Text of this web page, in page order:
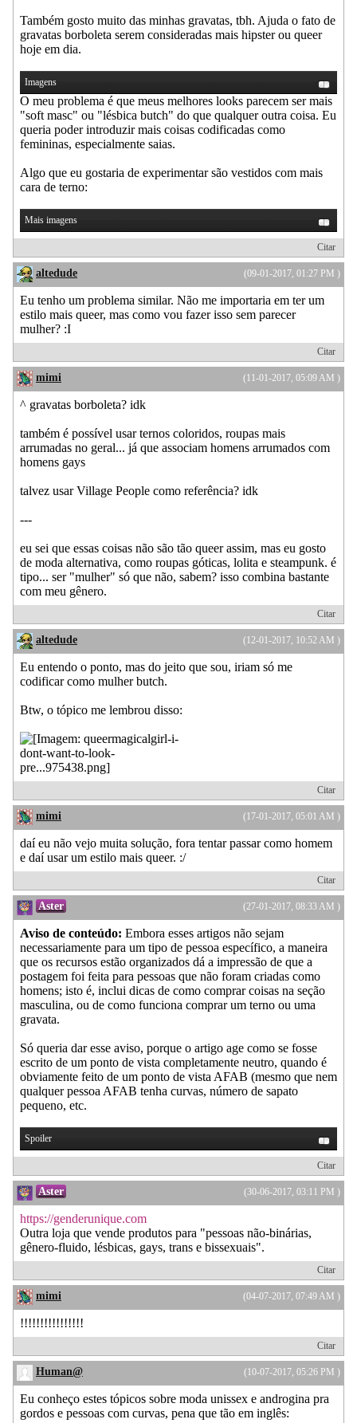
Também gosto muito das minhas gravatas, tbh. Ajuda o fato de
gravatas borboleta serem consideradas mais hipster ou queer
hoje em dia.
Imagens
O meu problema é que meus melhores looks parecem ser mais
"soft masc" ou "lésbica butch" do que qualquer outra coisa. Eu
queria poder introduzir mais coisas codificadas como
femininas, especialmente saias.
Algo que eu gostaria de experimentar são vestidos com mais
cara de terno:
Mais imagens
Citar
(09-01-2017, 01:27 PM )
altedude
Eu tenho um problema similar. Não me importaria em ter um
estilo mais queer, mas como vou fazer isso sem parecer
mulher? :I
Citar
(11-01-2017, 05:09 AM )
mimi
^ gravatas borboleta? idk
também é possível usar ternos coloridos, roupas mais
arrumadas no geral... já que associam homens arrumados com
homens gays
talvez usar Village People como referência? idk
---
eu sei que essas coisas não são tão queer assim, mas eu gosto
de moda alternativa, como roupas góticas, lolita e steampunk. é
tipo... ser "mulher" só que não, sabem? isso combina bastante
com meu gênero.
Citar
(12-01-2017, 10:52 AM )
altedude
Eu entendo o ponto, mas do jeito que sou, iriam só me
codificar como mulher butch.
Btw, o tópico me lembrou disso:
Citar
(17-01-2017, 05:01 AM )
mimi
daí eu não vejo muita solução, fora tentar passar como homem
e daí usar um estilo mais queer. :/
Citar
(27-01-2017, 08:33 AM )
Aster
Aviso de conteúdo: Embora esses artigos não sejam
necessariamente para um tipo de pessoa específico, a maneira
que os recursos estão organizados dá a impressão de que a
postagem foi feita para pessoas que não foram criadas como
homens; isto é, inclui dicas de como comprar coisas na seção
masculina, ou de como funciona comprar um terno ou uma
gravata.
Só queria dar esse aviso, porque o artigo age como se fosse
escrito de um ponto de vista completamente neutro, quando é
obviamente feito de um ponto de vista AFAB (mesmo que nem
qualquer pessoa AFAB tenha curvas, número de sapato
pequeno, etc.
Spoiler
Citar
(30-06-2017, 03:11 PM )
Aster
https://genderunique.com
Outra loja que vende produtos para "pessoas não-binárias,
gênero-fluido, lésbicas, gays, trans e bissexuais".
Citar
(04-07-2017, 07:49 AM )
mimi
!!!!!!!!!!!!!!!!
Citar
(10-07-2017, 05:26 PM )
Human@
Eu conheço estes tópicos sobre moda unissex e androgina pra
gordos e pessoas com curvas, pena que tão em inglês: